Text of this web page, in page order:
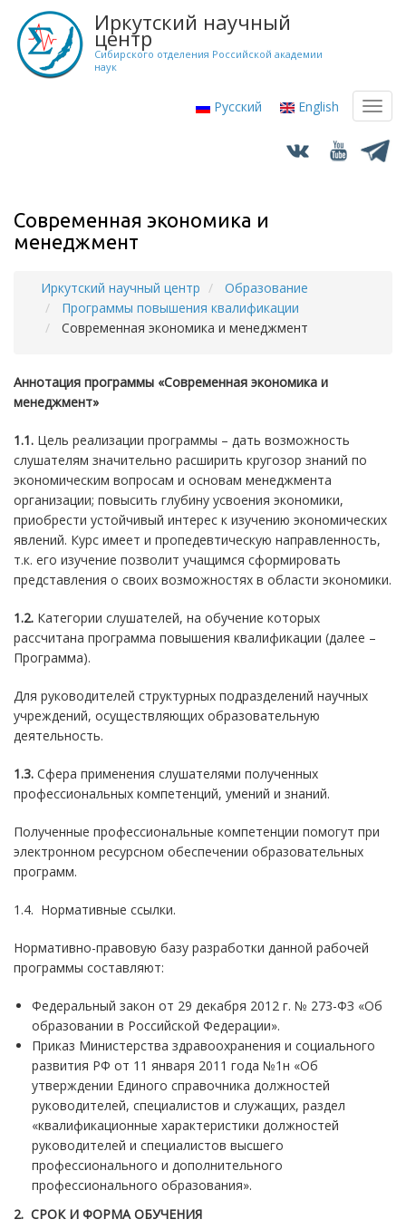
Перейти
основному
содержанию
Иркутский научный
центр
Сибирского отделения Российской академии
наук
Русский English
Современная экономика и
менеджмент
Строка
навигации
Иркутский научный центр
Образование
Программы повышения квалификации
Современная экономика и менеджмент
Аннотация программы «Современная экономика и
менеджмент»
1.1. Цель реализации программы – дать возможность
слушателям значительно расширить кругозор знаний по
экономическим вопросам и основам менеджмента
организации; повысить глубину усвоения экономики,
приобрести устойчивый интерес к изучению экономических
явлений. Курс имеет и пропедевтическую направленность,
т.к. его изучение позволит учащимся сформировать
представления о своих возможностях в области экономики.
1.2. Категории слушателей, на обучение которых
рассчитана программа повышения квалификации (далее –
Программа).
Для руководителей структурных подразделений научных
учреждений, осуществляющих образовательную
деятельность.
1.3. Сфера применения слушателями полученных
профессиональных компетенций, умений и знаний.
Полученные профессиональные компетенции помогут при
электронном ресурсном обеспечении образовательных
программ.
1.4. Нормативные ссылки.
Нормативно-правовую базу разработки данной рабочей
программы составляют:
Федеральный закон от 29 декабря 2012 г. № 273-ФЗ «Об
образовании в Российской Федерации».
Приказ Министерства здравоохранения и социального
развития РФ от 11 января 2011 года №1н «Об
утверждении Единого справочника должностей
руководителей, специалистов и служащих, раздел
«квалификационные характеристики должностей
руководителей и специалистов высшего
профессионального и дополнительного
профессионального образования».
2. СРОК И ФОРМА ОБУЧЕНИЯ